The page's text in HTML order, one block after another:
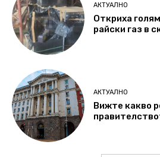
АКТУАЛНО
Откриха
райски газ в
АКТУАЛНО
Вижте какво